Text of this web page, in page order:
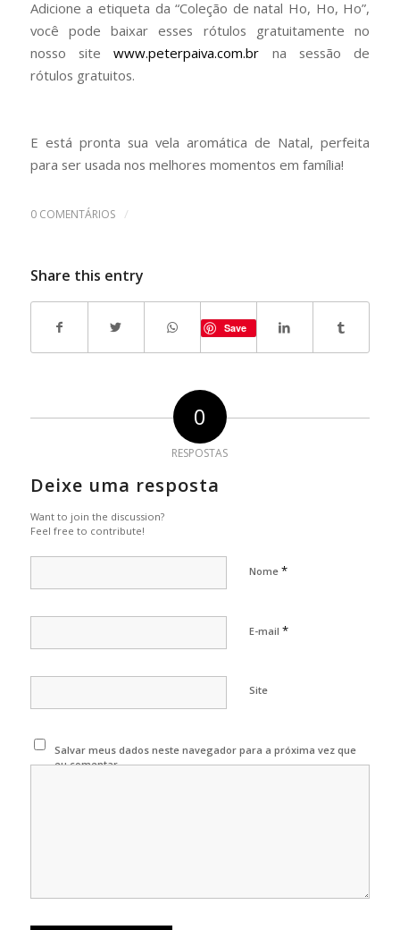
Adicione a etiqueta da “Coleção de natal Ho, Ho, Ho”,
você pode baixar esses rótulos gratuitamente no
nosso sitewww.peterpaiva.com.br na sessão de
rótulos gratuitos.
E está pronta sua vela aromática de Natal, perfeita
para ser usada nos melhores momentos em família!
0 COMENTÁRIOS /
Share this entry
Save
0
RESPOSTAS
Deixe uma resposta
Want to join the discussion?
Feel free to contribute!
Nome *
E-mail *
Site
Salvar meus dados neste navegador para a próxima vez que
eu comentar.